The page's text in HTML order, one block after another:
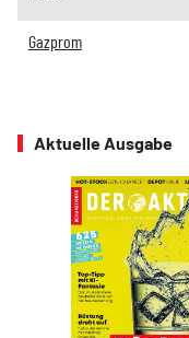
Gazprom
Aktuelle Ausgabe